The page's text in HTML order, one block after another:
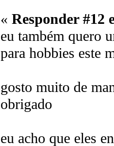
« Responder #12
eu também quero
para hobbies este
gosto muito de
obrigado
eu acho que eles